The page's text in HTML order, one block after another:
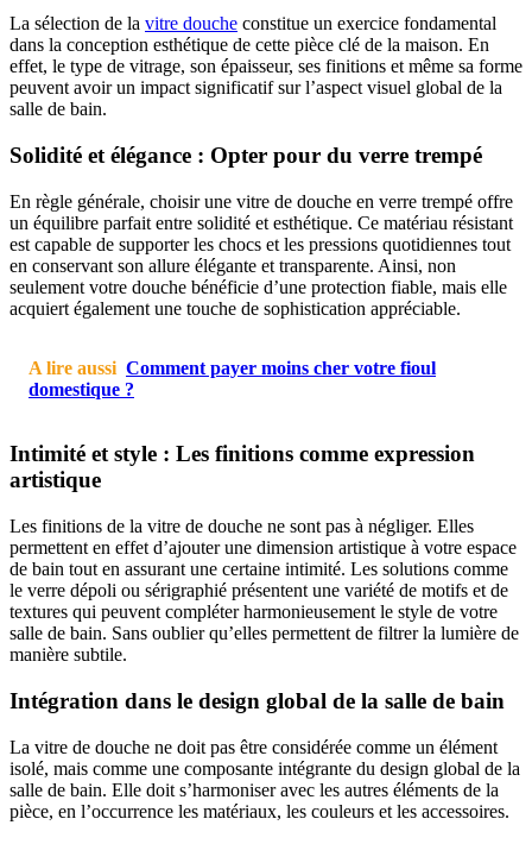
La sélection de la vitre douche constitue un exercice fondamental
dans la conception esthétique de cette pièce clé de la maison. En
effet, le type de vitrage, son épaisseur, ses finitions et même sa forme
peuvent avoir un impact significatif sur l’aspect visuel global de la
salle de bain.
Solidité et élégance : Opter pour du verre trempé
En règle générale, choisir une vitre de douche en verre trempé offre
un équilibre parfait entre solidité et esthétique. Ce matériau résistant
est capable de supporter les chocs et les pressions quotidiennes tout
en conservant son allure élégante et transparente. Ainsi, non
seulement votre douche bénéficie d’une protection fiable, mais elle
acquiert également une touche de sophistication appréciable.
A lire aussi Comment payer moins cher votre fioul
domestique ?
Intimité et style : Les finitions comme expression
artistique
Les finitions de la vitre de douche ne sont pas à négliger. Elles
permettent en effet d’ajouter une dimension artistique à votre espace
de bain tout en assurant une certaine intimité. Les solutions comme
le verre dépoli ou sérigraphié présentent une variété de motifs et de
textures qui peuvent compléter harmonieusement le style de votre
salle de bain. Sans oublier qu’elles permettent de filtrer la lumière de
manière subtile.
Intégration dans le design global de la salle de bain
La vitre de douche ne doit pas être considérée comme un élément
isolé, mais comme une composante intégrante du design global de la
salle de bain. Elle doit s’harmoniser avec les autres éléments de la
pièce, en l’occurrence les matériaux, les couleurs et les accessoires.